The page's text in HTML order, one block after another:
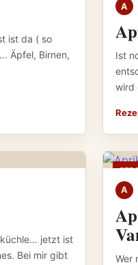
ist da ( so
Äpfel, Birnen,
A
Ist
wird
jetzt ist
Bei mir gibt
A
Wer